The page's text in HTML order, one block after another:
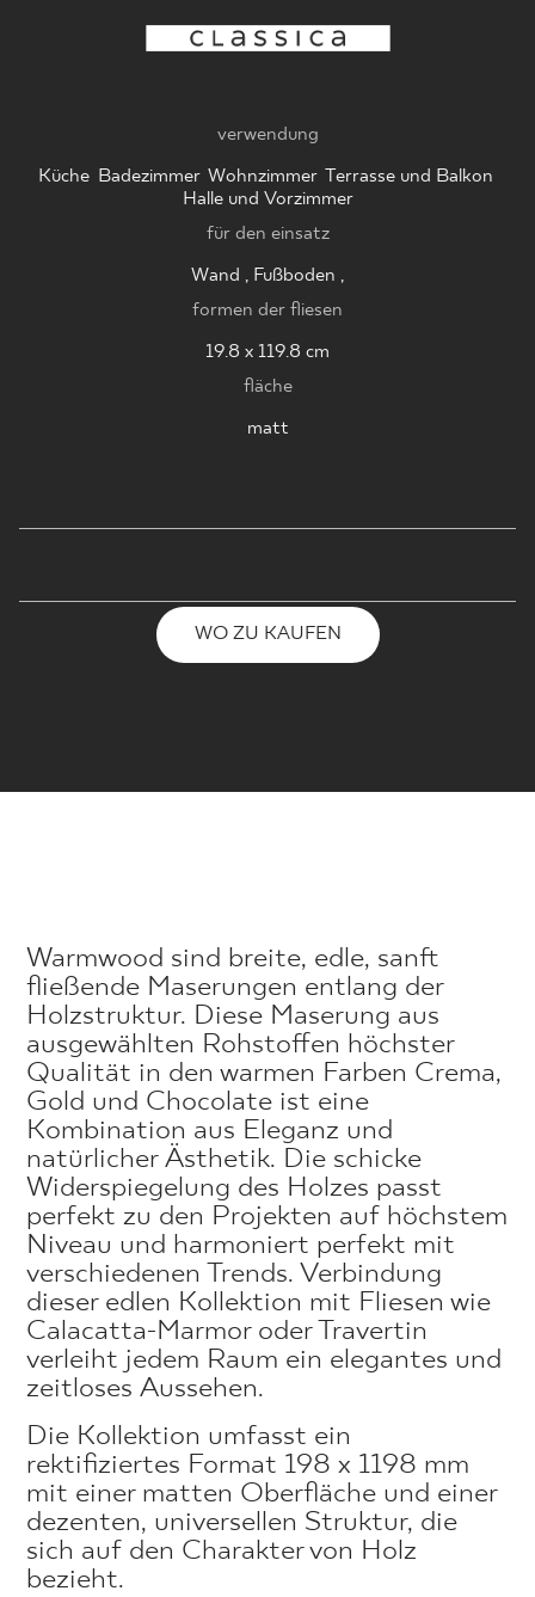
ÜBER UNS
KONTAKT
SK DE
verwendung
Küche Badezimmer, Wohnzimmer, Terrasse und Balkon
Halle und Vorzimmer
für den einsatz
Wand , Fußboden ,
formen der fliesen
19.8 x 119.8 cm
fläche
matt
WO ZU KAUFEN
Warmwood sind breite, edle, sanft
fließende Maserungen entlang der
Holzstruktur. Diese Maserung aus
ausgewählten Rohstoffen höchster
Qualität in den warmen Farben Crema,
Gold und Chocolate ist eine
Kombination aus Eleganz und
natürlicher Ästhetik. Die schicke
Widerspiegelung des Holzes passt
perfekt zu den Projekten auf höchstem
Niveau und harmoniert perfekt mit
verschiedenen Trends. Verbindung
dieser edlen Kollektion mit Fliesen wie
Calacatta-Marmor oder Travertin
verleiht jedem Raum ein elegantes und
zeitloses Aussehen.
Die Kollektion umfasst ein
rektifiziertes Format 198 x 1198 mm
mit einer matten Oberfläche und einer
dezenten, universellen Struktur, die
sich auf den Charakter von Holz
bezieht.